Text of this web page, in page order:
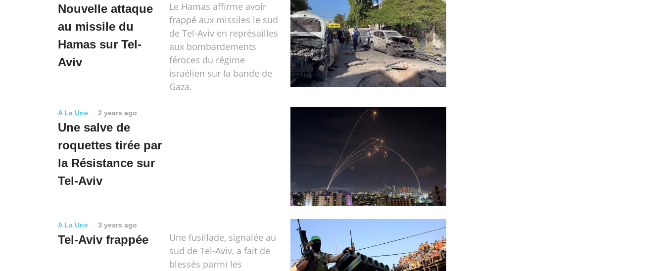
Nouvelle attaque
au missile du
Hamas sur Tel-
Aviv
Le Hamas affirme avoir
frappé aux missiles le sud
de Tel-Aviv en représailles
aux bombardements
féroces du régime
israélien sur la bande de
Gaza.
A La Une 2 years ago
Une salve de
roquettes tirée par
la Résistance sur
Tel-Aviv
A La Une 3 years ago
Tel-Aviv frappée
Une fusillade, signalée au
sud de Tel-Aviv, a fait de
blessés parmi les